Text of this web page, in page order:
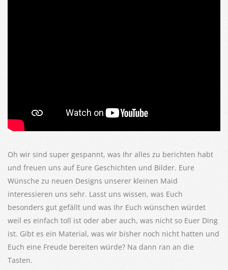
Oh wir sind super gespannt, was Ihr alles zu berichten habt
und freuen uns auf Eure Geschichten und Bilder. Eure
Wünsche zu neuen Designs unserer kleinen Maid
interessieren uns sehr. Lasst uns wissen, was Euch
besonders gut gefällt und was Ihr Euch wünschen würdet
weil es einfach toll ist oder aber auch, was nicht so Euer Ding
ist. Gibt es ein Material, was wir bisher noch nicht hatten und
Euch eine Freude bereiten würde? Na dann ran an die
Tasten.